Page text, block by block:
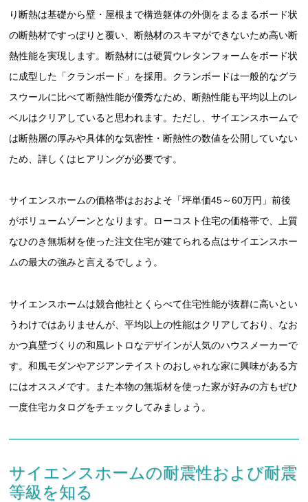
り断熱は基礎から壁・屋根まで構造躯体の外側をまるまるボード状
の断熱材ですっぽりと覆い、断熱材のスキマができないため高い断
熱性能を実現します。断熱材には硬質ウレタンフォームをボード状
に成型した「クランボード」を採用。クランボードは一般的なグラ
スウールに比べて断熱性能が優秀なため、断熱性能も平均以上のレ
ベルはクリアしていると思われます。ただし、サイエンスホームで
は断熱層の厚みや具体的な気密性・断熱性の数値を公開していない
ため、詳しくはヒアリングが必要です。
サイエンスホームの価格帯はおおよそ「坪単価45～60万円」前後
がボリュームゾーンとなります。ローコスト住宅の価格帯で、上質
なひのき無垢材を使った注文住宅が建てられる点はサイエンスホー
ムの最大の強みと言えるでしょう。
サイエンスホームは競合他社とくらべて住宅性能が抜群に高いとい
うわけではありませんが、平均以上の性能はクリアしており、なお
かつ真壁づくりの和風レトロなデザインが人気のハウスメーカーで
す。和風モダンやアジアンテイストのおしゃれな家に興味がある方
にはオススメです。また本物の無垢材を使った家が好みの方もぜひ
一度住宅カタログをチェックしてみましょう。
サイエンスホームの耐震性および耐震
等級を知る